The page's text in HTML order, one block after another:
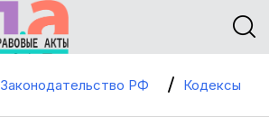
Законодательство РФ Кодексы